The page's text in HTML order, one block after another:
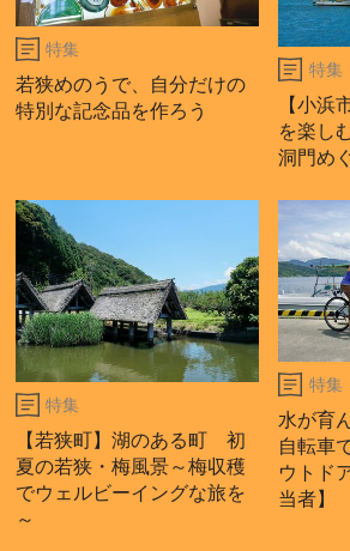
特集
若狭めのうで、自分だけの
特別な記念品を作ろう
特集
【小
を楽し
洞門め
特集
【若狭町】湖のある町 初
夏の若狭・梅風景～梅収穫
でウェルビーイングな旅を
～
特集
水が育
自転車
ウトド
当者】